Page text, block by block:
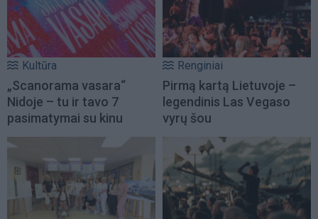
Kultūra
„Scanorama vasara“
Nidoje – tu ir tavo 7
pasimatymai su kinu
Renginiai
Pirmą kartą Lietuvoje –
legendinis Las Vegaso
vyrų šou